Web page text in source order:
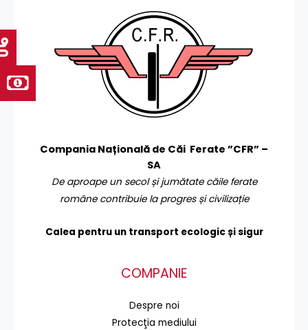
Compania Națională de Căi Ferate ”CFR” –
SA
De aproape un secol și jumătate căile ferate
române contribuie la progres și civilizație
Calea pentru un transport ecologic și sigur
COMPANIE
Despre noi
Protecţia mediului